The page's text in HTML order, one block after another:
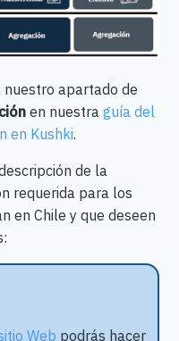
nuestro apartado de
en nuestra guía del
en Kushki.
de la
requerida para los
en Chile y que deseen
Web podrás hacer